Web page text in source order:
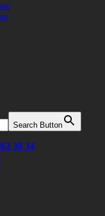
Search Button
38 34